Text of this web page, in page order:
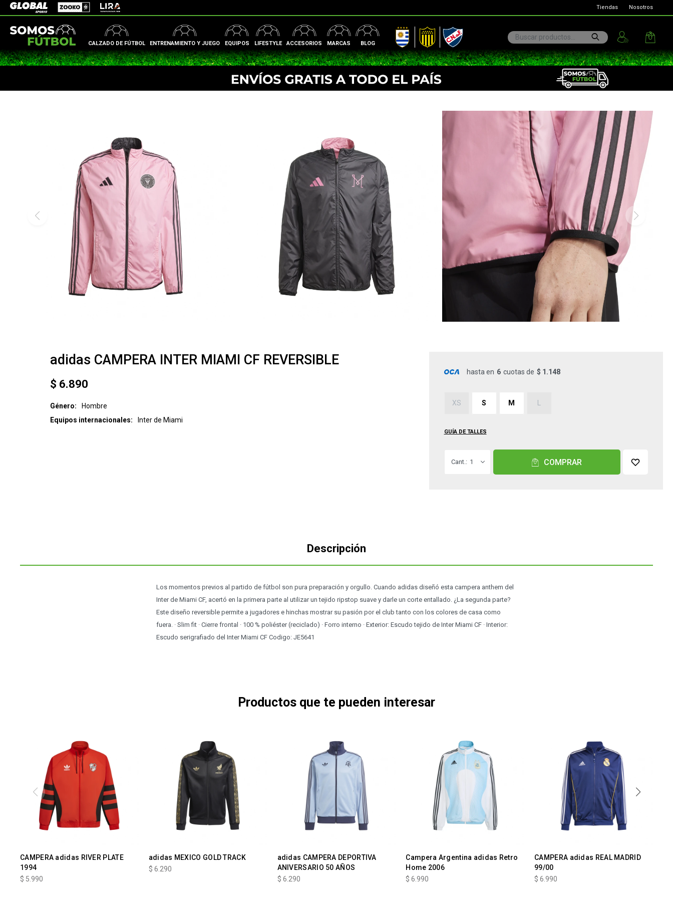
CALZADO DE FÚTBOL ENTRENAMIENTO Y JUEGO EQUIPOS LIFESTYLE ACCESORIOS MARCAS BLOG
AUF Peñarol Nacional
Global Sports Zooko Lira Tiendas Nosotros
adidas CAMPERA INTER MIAMI CF REVERSIBLE
$ 6.890
Género
Hombre
Equipos internacionales
Inter de Miami
hasta en 6 cuotas de $ 1.148
XS S M L
GUÍA DE TALLES
1 COMPRAR
Descripción
Los momentos previos al partido de fútbol son pura preparación y orgullo. Cuando adidas diseñó esta campera anthem del
Inter de Miami CF, acertó en la primera parte al utilizar un tejido ripstop suave y darle un corte entallado. ¿La segunda parte?
Este diseño reversible permite a jugadores e hinchas mostrar su pasión por el club tanto con los colores de casa como
fuera. · Slim fit · Cierre frontal · 100 % poliéster (reciclado) · Forro interno · Exterior: Escudo tejido de Inter Miami CF · Interior:
Escudo serigrafiado del Inter Miami CF Codigo: JE5641
Productos que te pueden interesar
CAMPERA adidas RIVER PLATE
1994
$ 5.990
adidas MEXICO GOLD TRACK
$ 6.290
adidas CAMPERA DEPORTIVA
ANIVERSARIO 50 AÑOS
$ 6.290
Campera Argentina adidas Retro
Home 2006
$ 6.990
CAMPERA adidas REAL MADRID
99/00
$ 6.990